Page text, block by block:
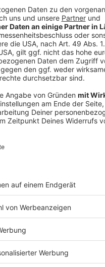
morgen wieder rein
für die
könnt ihrhier auf der
lassen